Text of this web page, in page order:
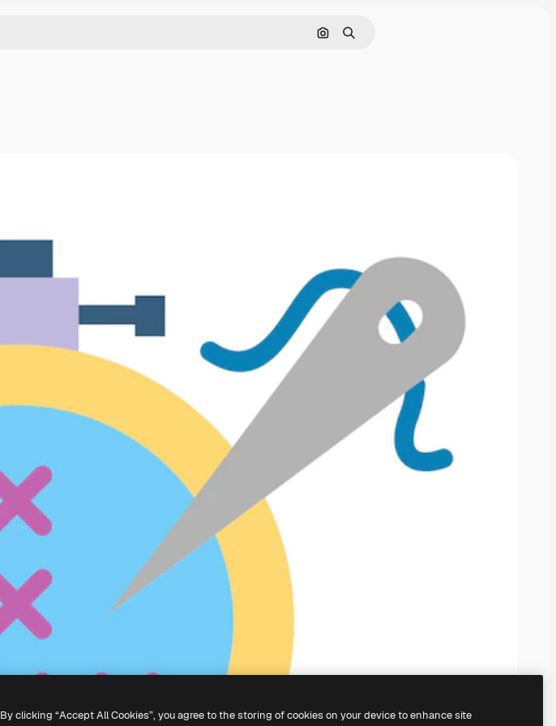
Cerca per immagine
Ricerca
By clicking “Accept All Cookies”, you agree to the storing of cookies on your device to enhance site